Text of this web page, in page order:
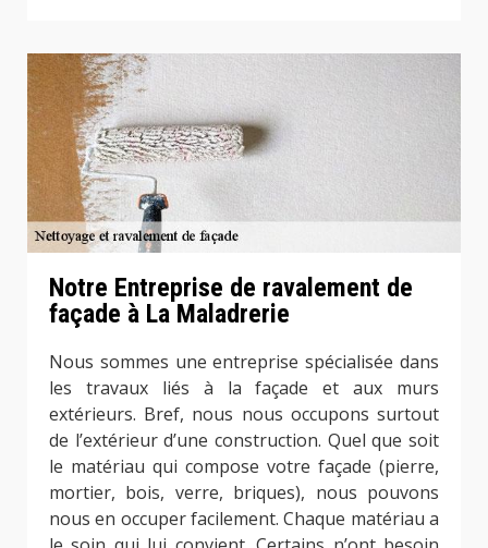
Notre Entreprise de ravalement de
façade à La Maladrerie
Nous sommes une entreprise spécialisée dans
les travaux liés à la façade et aux murs
extérieurs. Bref, nous nous occupons surtout
de l’extérieur d’une construction. Quel que soit
le matériau qui compose votre façade (pierre,
mortier, bois, verre, briques), nous pouvons
nous en occuper facilement. Chaque matériau a